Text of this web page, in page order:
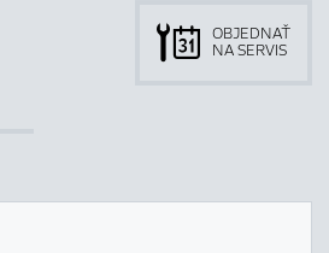
OBJEDNAŤ
NA SERVIS